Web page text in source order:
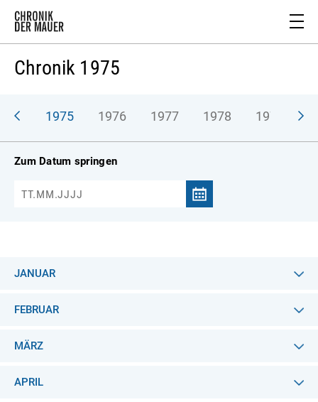
Chronik 1975
1975 1976 1977 1978 1979
Zum Datum springen
JANUAR
FEBRUAR
MÄRZ
APRIL